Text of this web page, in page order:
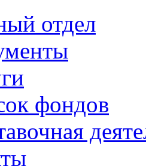
отдел
фондов